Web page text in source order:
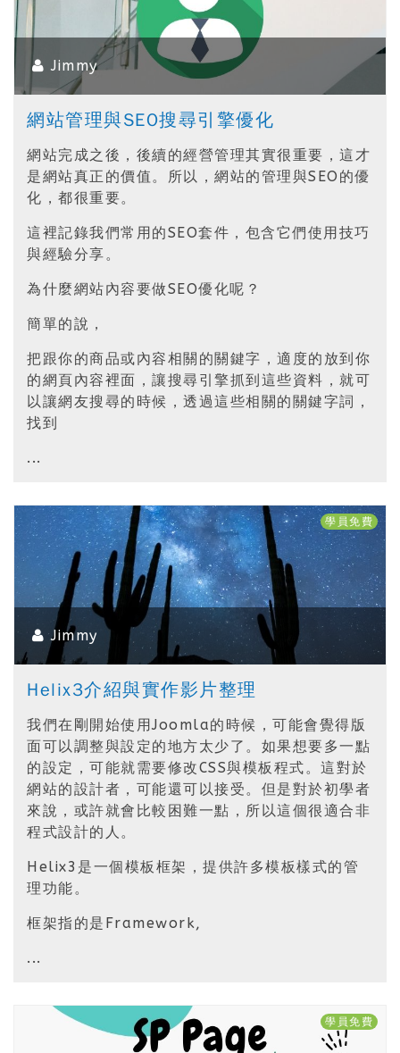
Jimmy
網站管理與SEO搜尋引擎優化
網站完成之後，後續的經營管理其實很重要，這才
是網站真正的價值。所以，網站的管理與SEO的優
化，都很重要。
這裡記錄我們常用的SEO套件，包含它們使用技巧
與經驗分享。
為什麼網站內容要做SEO優化呢？
簡單的說，
把跟你的商品或內容相關的關鍵字，適度的放到你
的網頁內容裡面，讓搜尋引擎抓到這些資料，就可
以讓網友搜尋的時候，透過這些相關的關鍵字詞，
找到
...
Jimmy
學員免費
Helix3介紹與實作影片整理
我們在剛開始使用Joomla的時候，可能會覺得版
面可以調整與設定的地方太少了。如果想要多一點
的設定，可能就需要修改CSS與模板程式。這對於
網站的設計者，可能還可以接受。但是對於初學者
來說，或許就會比較困難一點，所以這個很適合非
程式設計的人。
Helix3是一個模板框架，提供許多模板樣式的管
理功能。
框架指的是Framework,
...
學員免費